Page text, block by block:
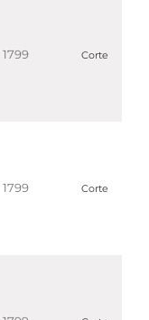
1799 Corte
1799 Corte